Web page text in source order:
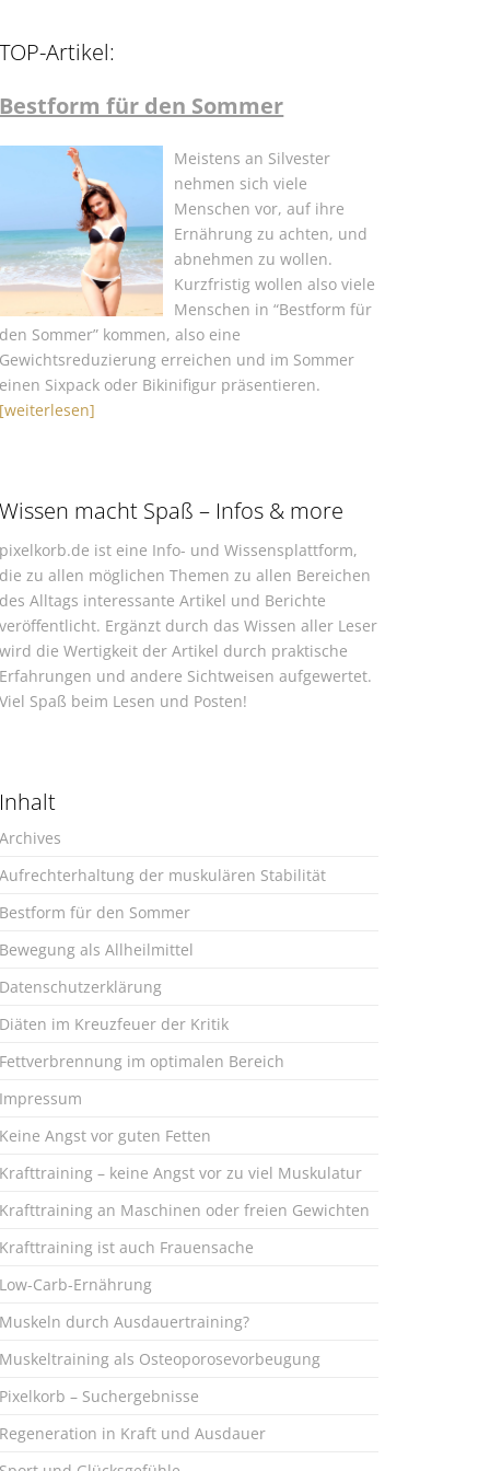
TOP-Artikel:
Bestform für den Sommer
Meistens an Silvester
nehmen sich viele
Menschen vor, auf ihre
Ernährung zu achten, und
abnehmen zu wollen.
Kurzfristig wollen also viele
Menschen in “Bestform für
den Sommer” kommen, also eine
Gewichtsreduzierung erreichen und im Sommer
einen Sixpack oder Bikinifigur präsentieren.
[weiterlesen]
Wissen macht Spaß – Infos & more
pixelkorb.de ist eine Info- und Wissensplattform,
die zu allen möglichen Themen zu allen Bereichen
des Alltags interessante Artikel und Berichte
veröffentlicht. Ergänzt durch das Wissen aller Leser
wird die Wertigkeit der Artikel durch praktische
Erfahrungen und andere Sichtweisen aufgewertet.
Viel Spaß beim Lesen und Posten!
Inhalt
Archives
Aufrechterhaltung der muskulären Stabilität
Bestform für den Sommer
Bewegung als Allheilmittel
Datenschutzerklärung
Diäten im Kreuzfeuer der Kritik
Fettverbrennung im optimalen Bereich
Impressum
Keine Angst vor guten Fetten
Krafttraining – keine Angst vor zu viel Muskulatur
Krafttraining an Maschinen oder freien Gewichten
Krafttraining ist auch Frauensache
Low-Carb-Ernährung
Muskeln durch Ausdauertraining?
Muskeltraining als Osteoporosevorbeugung
Pixelkorb – Suchergebnisse
Regeneration in Kraft und Ausdauer